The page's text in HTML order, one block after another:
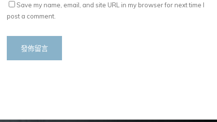
Save my name, email, and site URL in my browser for next time I
post a comment.